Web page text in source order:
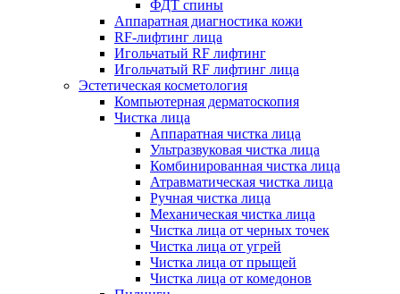
ФДТ спины
Аппаратная диагностика кожи
RF-лифтинг лица
Игольчатый RF лифтинг
Игольчатый RF лифтинг лица
Эстетическая косметология
Компьютерная дерматоскопия
Чистка лица
Аппаратная чистка лица
Ультразвуковая чистка лица
Комбинированная чистка лица
Атравматическая чистка лица
Ручная чистка лица
Механическая чистка лица
Чистка лица от черных точек
Чистка лица от угрей
Чистка лица от прыщей
Чистка лица от комедонов